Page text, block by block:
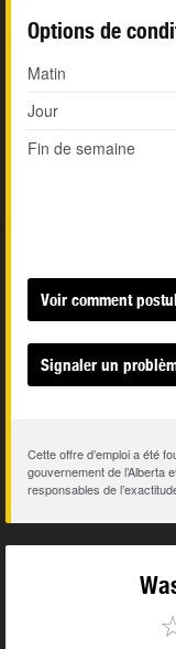
Options de
Matin
Jour
Fin de semaine
Voir comment
Signaler un
Cette offre d’emploi a été
gouvernement de l’Alberta
responsables de